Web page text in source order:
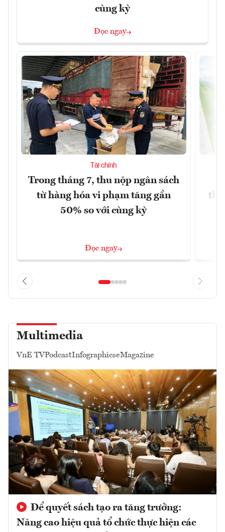
cùng kỳ
Đọc ngay
Tài chính
Trong tháng 7, thu nộp ngân sách
từ hàng hóa vi phạm tăng gần
50% so với cùng kỳ
Đọc ngay
Multimedia
VnE TVPodcastInfographicseMagazine
Để quyết sách tạo ra tăng trưởng:
Nâng cao hiệu quả tổ chức thực hiện các